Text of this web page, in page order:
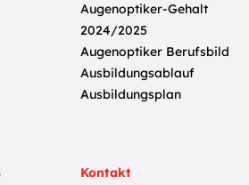
Augenoptiker-Gehalt
2024/2025
Augenoptiker Berufsbild
Ausbildungsablauf
Ausbildungsplan
Kontakt